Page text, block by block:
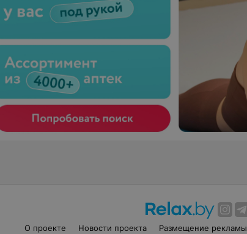
О проекте Новости проекта Размещение рекламы